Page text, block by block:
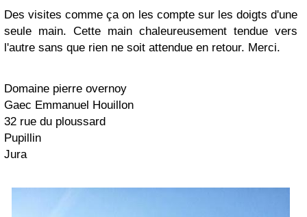
Des visites comme ça on les compte sur les doigts d'une
seule main. Cette main chaleureusement tendue vers
l'autre sans que rien ne soit attendue en retour. Merci.
Domaine pierre overnoy
Gaec Emmanuel Houillon
32 rue du ploussard
Pupillin
Jura